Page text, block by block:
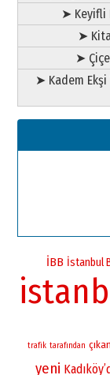
➤ Keyifli
➤
➤
➤ Kadem Ekşi
İBB İstanbul
trafik tarafından çıkan
yeni